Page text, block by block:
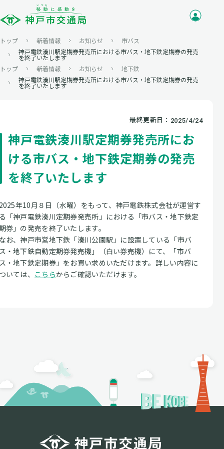
トップ 新着情報 お知らせ
市バス
神戸電鉄湊川駅定期券発売所における市バス・地下鉄定期券の発売
を終了いたします
トップ
新着情報 お知らせ
地下鉄
神戸電鉄湊川駅定期券発売所における市バス・地下鉄定期券の発売
を終了いたします
最終更新日： 2025/4/24
神戸電鉄湊川駅定期券発売所にお
ける市バス・地下鉄定期券の発売
を終了いたします
年10月８日（水曜）をもって、神戸電鉄株式会社が運営す
「神戸電鉄湊川定期券発売所」における「市バス・地下鉄定
券」の発売を終了いたします。
お、神戸市営地下鉄「湊川公園駅」に設置している「市バ
・地下鉄自動定期券発売機」（白い券売機）にて、「市バ
・地下鉄定期券」をお買い求めいただけます。詳しい内容に
いては、 こちらからご確認いただけます。